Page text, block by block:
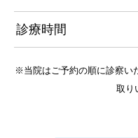
診療時間
※当院はご予約の順に診察い
取り